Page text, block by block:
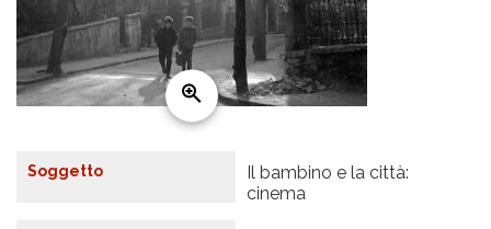
Soggetto
Il bambino e la città:
cinema